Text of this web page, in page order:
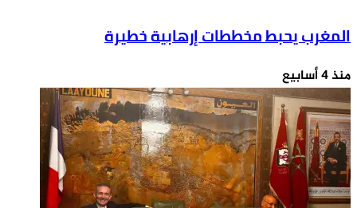
المغرب يحبط مخططات إرهابية خطيرة
منذ 4 أسابيع